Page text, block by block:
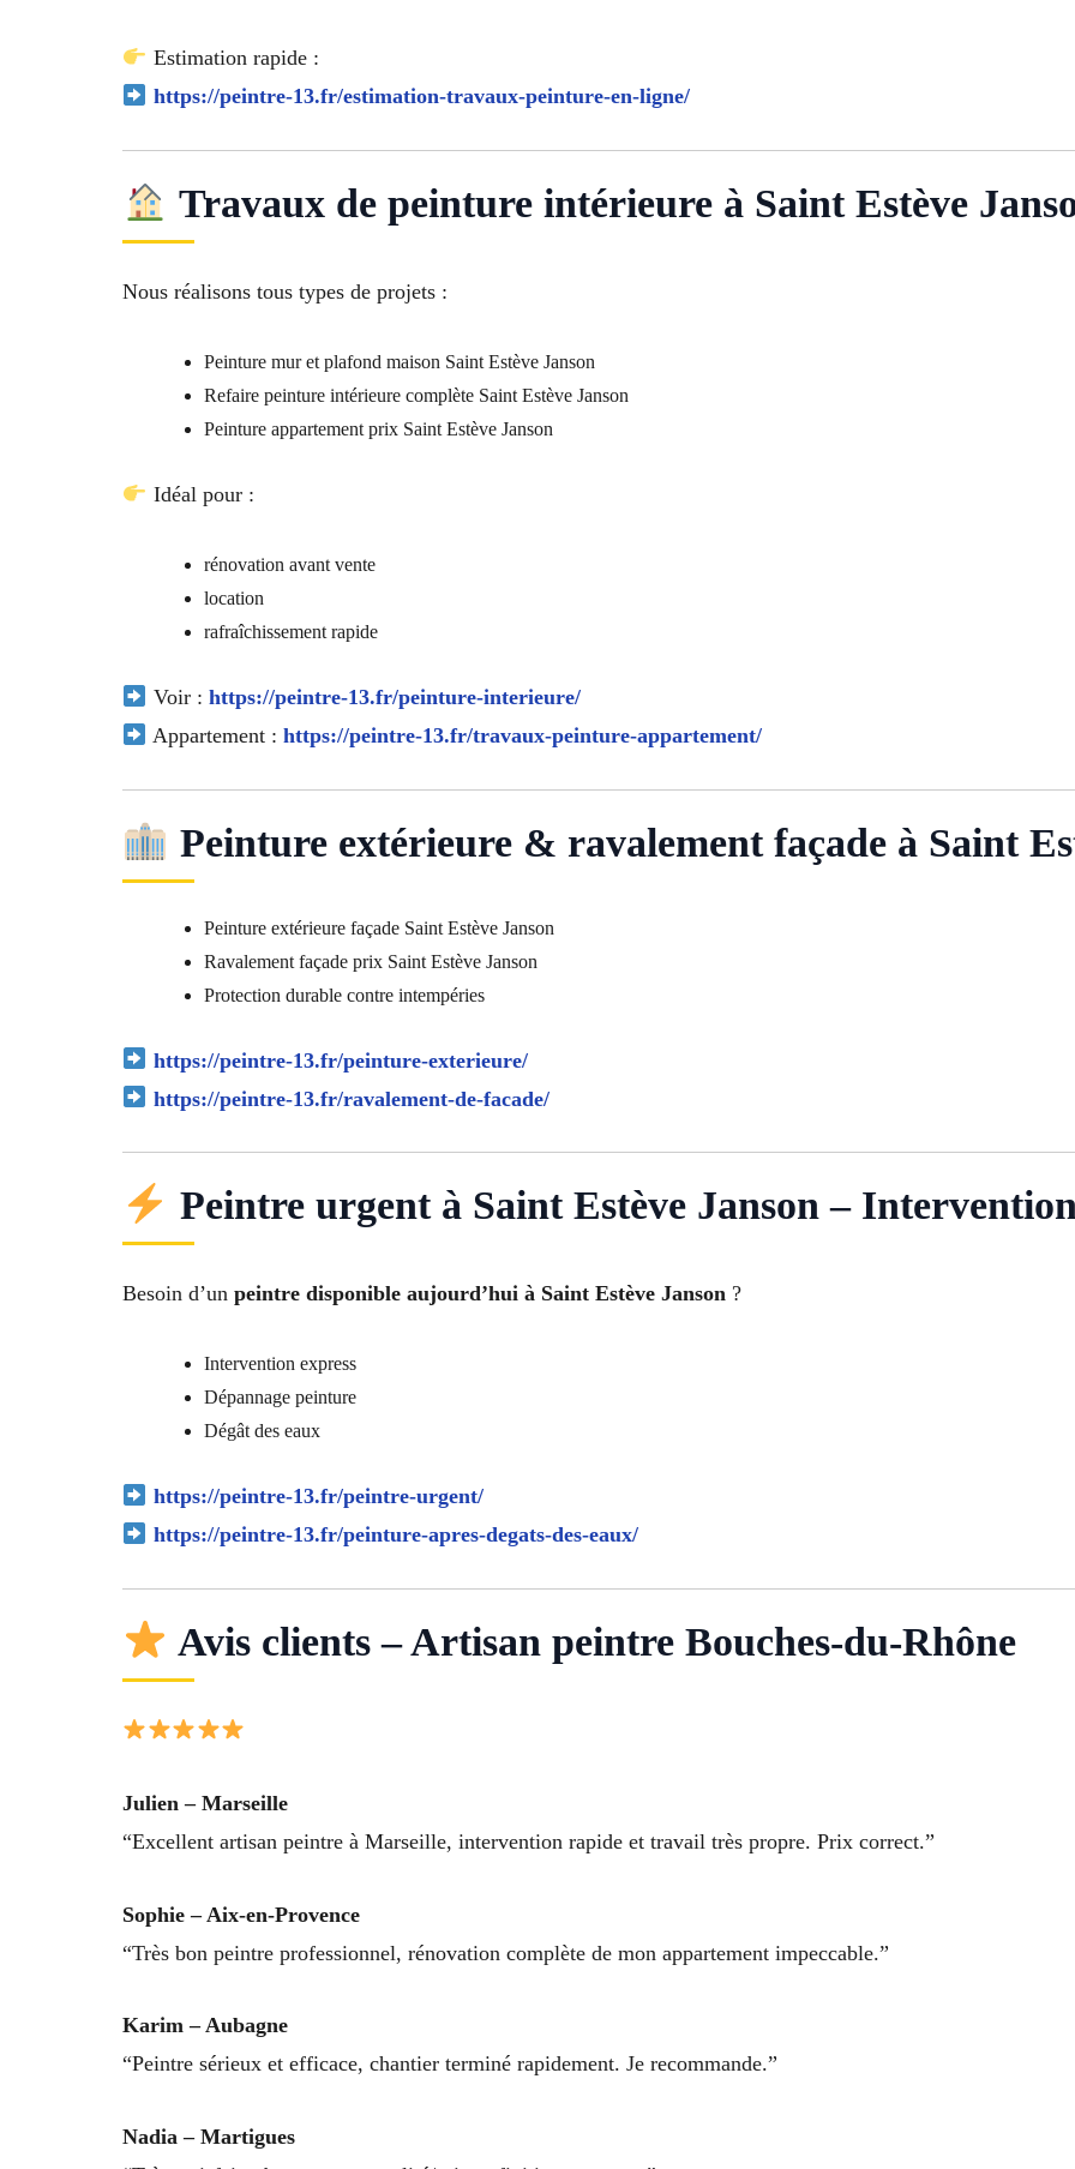
Estimation rapide :
https://peintre-13.fr/estimation-travaux-peinture-en-ligne/
Travaux de peinture intérieure à Saint Estève
Nous réalisons tous types de projets :
Peinture mur et plafond maison Saint Estève Janson
Refaire peinture intérieure complète Saint Estève Janson
Peinture appartement prix Saint Estève Janson
Idéal pour :
rénovation avant vente
location
rafraîchissement rapide
Voir : https://peintre-13.fr/peinture-interieure/
Appartement : https://peintre-13.fr/travaux-peinture-appartement/
Peinture extérieure & ravalement façade à Saint
Peinture extérieure façade Saint Estève Janson
Ravalement façade prix Saint Estève Janson
Protection durable contre intempéries
https://peintre-13.fr/peinture-exterieure/
https://peintre-13.fr/ravalement-de-facade/
Peintre urgent à Saint Estève Janson –
Besoin d’un peintre disponible aujourd’hui à Saint Estève Janson ?
Intervention express
Dépannage peinture
Dégât des eaux
https://peintre-13.fr/peintre-urgent/
https://peintre-13.fr/peinture-apres-degats-des-eaux/
Avis clients – Artisan peintre Bouches-du-Rhône
Julien – Marseille
“Excellent artisan peintre à Marseille, intervention rapide et travail très propre. Prix correct.”
Sophie – Aix-en-Provence
“Très bon peintre professionnel, rénovation complète de mon appartement impeccable.”
Karim – Aubagne
“Peintre sérieux et efficace, chantier terminé rapidement. Je recommande.”
Nadia – Martigues